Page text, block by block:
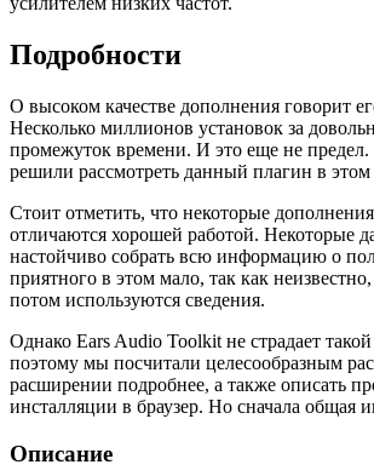
Подробности
О высоком качестве дополнения говорит
Несколько миллионов установок за
промежуток времени. И это еще не
решили рассмотреть данный плагин в этом
Стоит отметить, что некоторые
отличаются хорошей работой. Некоторые
настойчиво собрать всю информацию о
приятного в этом мало, так как
потом используются сведения.
Однако Ears Audio Toolkit не страдает
поэтому мы посчитали целесообразным
расширении подробнее, а также описать
инсталляции в браузер. Но сначала общая
Описание